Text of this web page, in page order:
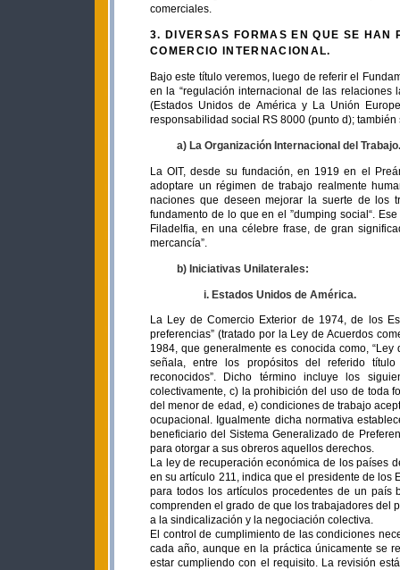
comerciales.
3. DIVERSAS FORMAS EN QUE SE HAN
COMERCIO INTERNACIONAL.
Bajo este título veremos, luego de referir el
en la “regulación internacional de las relaciones
(Estados Unidos de América y La Unión
responsabilidad social RS 8000 (punto d);
a) La Organización Internacional del
La OIT, desde su fundación, en 1919 en el
adoptare un régimen de trabajo realmente
naciones que deseen mejorar la suerte de los
fundamento de lo que en el ”dumping social“.
Filadelfia, en una célebre frase, de gran
mercancía”.
b) Iniciativas Unilaterales:
i. Estados Unidos de América.
La Ley de Comercio Exterior de 1974, de los
preferencias” (tratado por la Ley de Acuerdos
1984, que generalmente es conocida como,
señala, entre los propósitos del referido
reconocidos”. Dicho término incluye los
colectivamente, c) la prohibición del uso de toda
del menor de edad, e) condiciones de trabajo
ocupacional. Igualmente dicha normativa
beneficiario del Sistema Generalizado de
para otorgar a sus obreros aquellos derechos.
La ley de recuperación económica de los países
en su artículo 211, indica que el presidente de
para todos los artículos procedentes de un país
comprenden el grado de que los trabajadores del
a la sindicalización y la negociación colectiva.
El control de cumplimiento de las condiciones
cada año, aunque en la práctica únicamente se
estar cumpliendo con el requisito. La revisión